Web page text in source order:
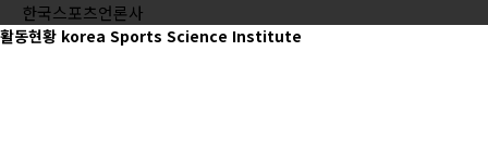
한국스포츠언론사
활동현황 korea Sports Science Institute